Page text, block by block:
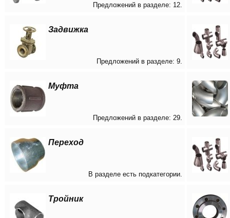
Предложений в разделе: 12.
Задвижка
Предложений в разделе: 9.
Муфта
Предложений в разделе: 29.
Переход
В разделе есть подкатегории.
Тройник